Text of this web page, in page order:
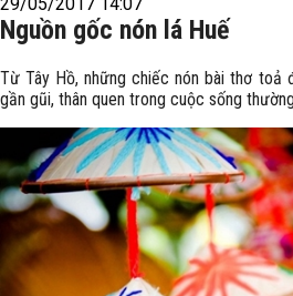
Nguồn gốc nón lá Huế
Từ Tây Hồ, những chiếc nón bài thơ toả
gần gũi, thân quen trong cuộc sống